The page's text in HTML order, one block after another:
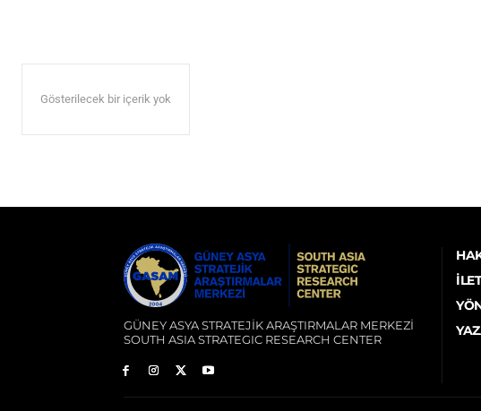
Gösterilecek bir içerik yok
GÜNEY ASYA STRATEJİK ARAŞTIRMALAR MERKEZİ
SOUTH ASIA STRATEGIC RESEARCH CENTER